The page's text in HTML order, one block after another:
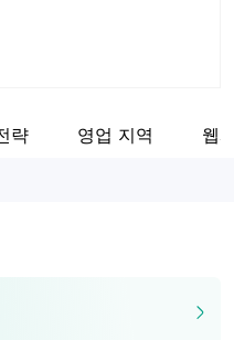
략 영업 지역 웹